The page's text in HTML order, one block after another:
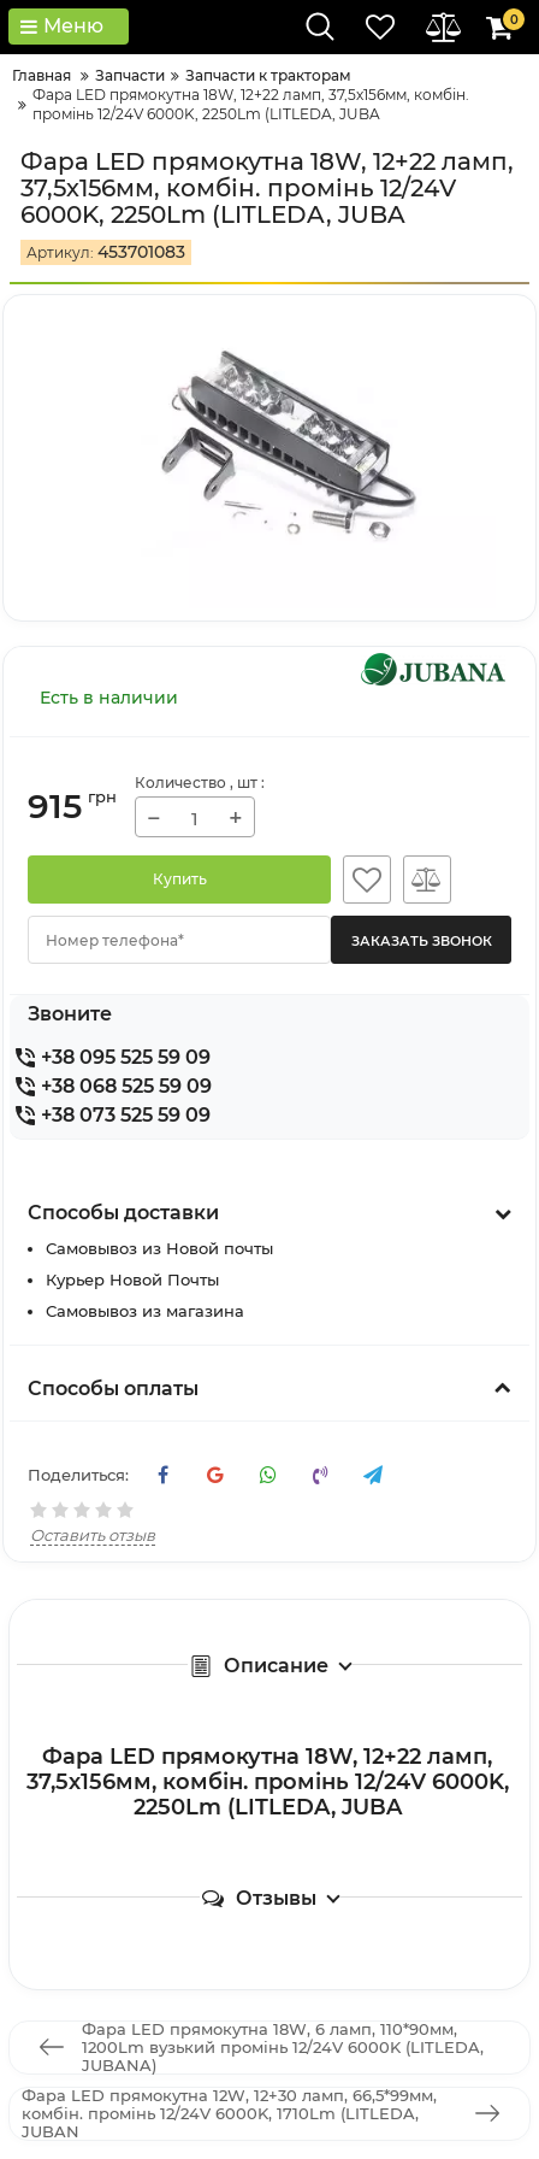
Меню 0
Главная Запчасти
Запчасти к тракторам
Фара LED прямокутна 18W, 12+22 ламп, 37,5х156мм, комбін.
промінь 12/24V 6000K, 2250Lm (LITLEDA, JUBA
Фара LED прямокутна 18W, 12+22 ламп,
37,5х156мм, комбін. промінь 12/24V
6000K, 2250Lm (LITLEDA, JUBA
Артикул: 453701083
Есть в наличии
915 грн
Количество , шт :
− +
Купить
Номер телефона*
Звоните
+38 095 525 59 09
+38 068 525 59 09
+38 073 525 59 09
Способы доставки
Самовывоз из Новой почты
Курьер Новой Почты
Самовывоз из магазина
Способы оплаты
Поделиться:
Оставить отзыв
Описание
Фара LED прямокутна 18W, 12+22 ламп,
37,5х156мм, комбін. промінь 12/24V 6000K,
2250Lm (LITLEDA, JUBA
Отзывы
Фара LED прямокутна 18W, 6 ламп, 110*90мм,
1200Lm вузький промінь 12/24V 6000K (LITLEDA,
JUBANA)
Фара LED прямокутна 12W, 12+30 ламп, 66,5*99мм,
комбін. промінь 12/24V 6000K, 1710Lm (LITLEDA,
JUBAN